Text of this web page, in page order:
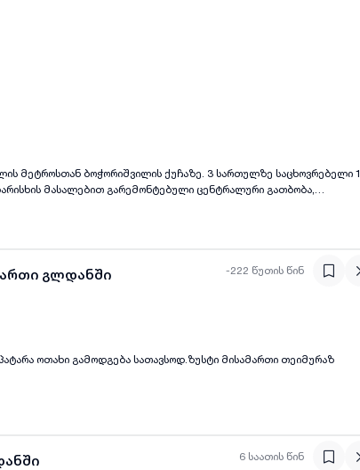
მეტროსთან ბოჭორიშვილის ქუჩაზე. 3 სართულზე საცხოვრებელი 1
მასალებით გარემონტებული ცენტრალური გათბობა,
-222 წუთის წინ
გლდანში
ოთახი გამოდგება სათავსოდ.ზუსტი მისამართი თეიმურაზ
6 საათის წინ